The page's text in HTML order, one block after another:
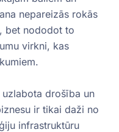
nepareizās rokās
bet nododot to
virkni, kas
drošība un
ir tikai daži no
infrastruktūru